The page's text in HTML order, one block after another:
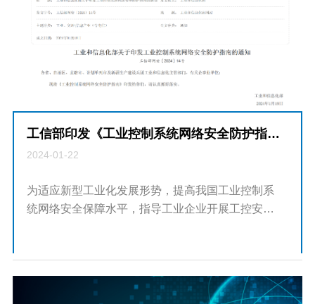
工信部印发《工业控制系统网络安全防护指南》
2024-01-22
为适应新型工业化发展形势，提高我国工业控制系
统网络安全保障水平，指导工业企业开展工控安全
防护指南》。《防护指南》定位于...